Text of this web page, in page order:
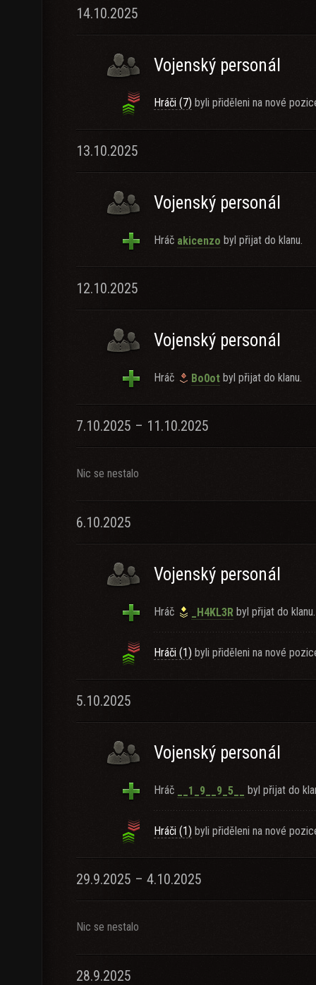
14.10.2025
Vojenský personál
Hráči (7) byli přiděleni na nové
13.10.2025
Vojenský personál
Hráč akicenzo byl přijat do klanu.
12.10.2025
Vojenský personál
Hráč Bo0ot byl přijat do klanu.
7.10.2025 – 11.10.2025
Nic se nestalo
6.10.2025
Vojenský personál
Hráč _H4KL3R byl přijat do klanu.
Hráči (1) byli přiděleni na nové
5.10.2025
Vojenský personál
Hráč __1_9__9_5__ byl přijat do
Hráči (1) byli přiděleni na nové
29.9.2025 – 4.10.2025
Nic se nestalo
28.9.2025